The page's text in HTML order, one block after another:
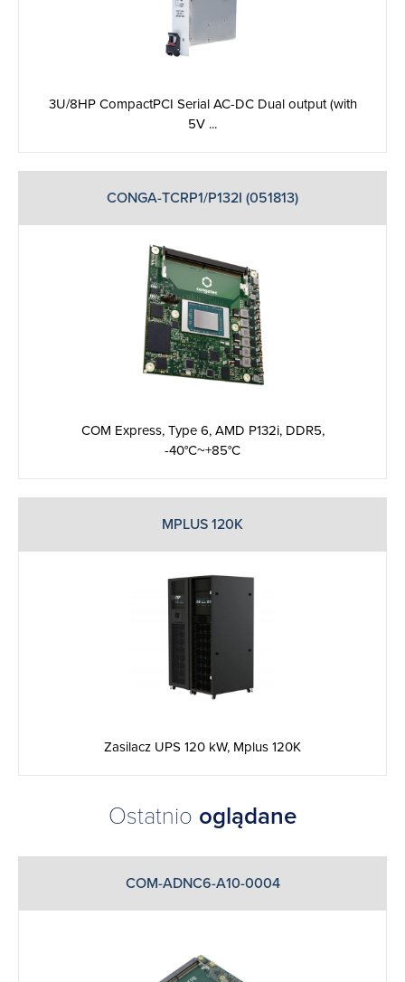
3U/8HP CompactPCI Serial AC-DC Dual output (with
5V ...
CONGA-TCRP1/P132I (051813)
COM Express, Type 6, AMD P132i, DDR5,
-40°C~+85°C
MPLUS 120K
Zasilacz UPS 120 kW, Mplus 120K
Ostatnio oglądane
COM-ADNC6-A10-0004